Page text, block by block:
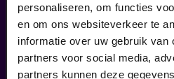
personaliseren, om functies
en om ons websiteverkeer te
informatie over uw gebruik van
partners voor social media,
partners kunnen deze
Finale
Viva Classic Vocal Contest 2026